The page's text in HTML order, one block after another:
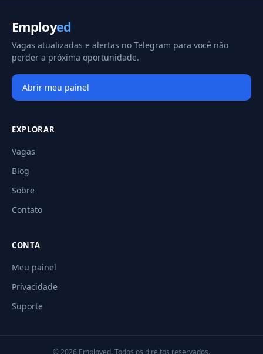
Employed
Vagas atualizadas e alertas no Telegram para você não
perder a próxima oportunidade.
Abrir meu painel
EXPLORAR
Vagas
Blog
Sobre
Contato
CONTA
Meu painel
Privacidade
Suporte
© 2026 Employed. Todos os direitos reservados.